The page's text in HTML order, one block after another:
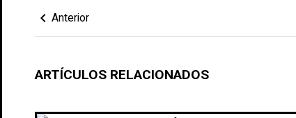
chevron_left Anterior
ARTÍCULOS RELACIONADOS